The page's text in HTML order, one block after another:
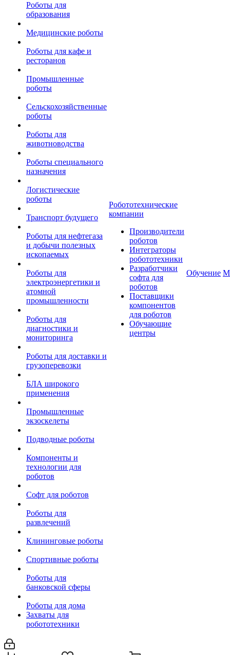
Роботы для
образования
Медицинские роботы
Роботы для кафе и
ресторанов
Промышленные
роботы
Сельскохозяйственные
роботы
Роботы для
животноводства
Роботы специального
назначения
Логистические
роботы
Транспорт будущего
Роботы для нефтегаза
и добычи полезных
ископаемых
Роботы для
электроэнергетики и
атомной
промышленности
Роботы для
диагностики и
мониторинга
Роботы для доставки и
грузоперевозки
БЛА широкого
применения
Промышленные
экзоскелеты
Подводные роботы
Компоненты и
технологии для
роботов
Софт для роботов
Роботы для
развлечений
Клининговые роботы
Спортивные роботы
Роботы для
банковской сферы
Роботы для дома
Захваты для
робототехники
Робототехнические
компании
Производители
роботов
Интеграторы
робототехники
Разработчики
софта для
роботов
Поставщики
компонентов
для роботов
Обучающие
центры
Обучение